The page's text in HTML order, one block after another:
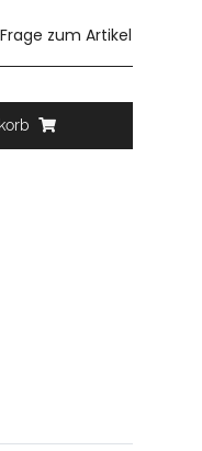
Frage zum Artikel